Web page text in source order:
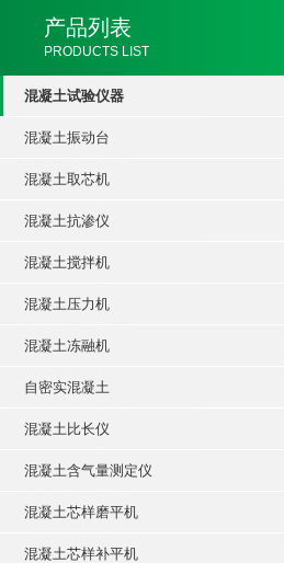
产品列表
PRODUCTS LIST
混凝土试验仪器
混凝土振动台
混凝土取芯机
混凝土抗渗仪
混凝土搅拌机
混凝土压力机
混凝土冻融机
自密实混凝土
混凝土比长仪
混凝土含气量测定仪
混凝土芯样磨平机
混凝土芯样补平机